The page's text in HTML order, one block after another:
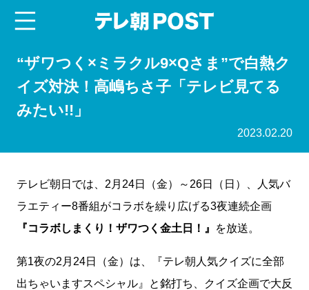
“ザワつく×ミラクル9×Qさま”で白熱ク
イズ対決！高嶋ちさ子「テレビ見てる
みたい!!」
2023.02.20
テレビ朝日では、2月24日（金）～26日（日）、人気バ
ラエティー8番組がコラボを繰り広げる3夜連続企画
『コラボしまくり！ザワつく金土日！』
を放送。
第1夜の2月24日（金）は、『テレ朝人気クイズに全部
出ちゃいますスペシャル』と銘打ち、クイズ企画で大反